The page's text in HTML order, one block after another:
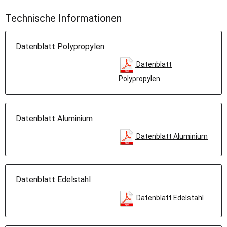
Technische Informationen
Datenblatt Polypropylen
Datenblatt
Polypropylen
Datenblatt Aluminium
Datenblatt Aluminium
Datenblatt Edelstahl
Datenblatt Edelstahl